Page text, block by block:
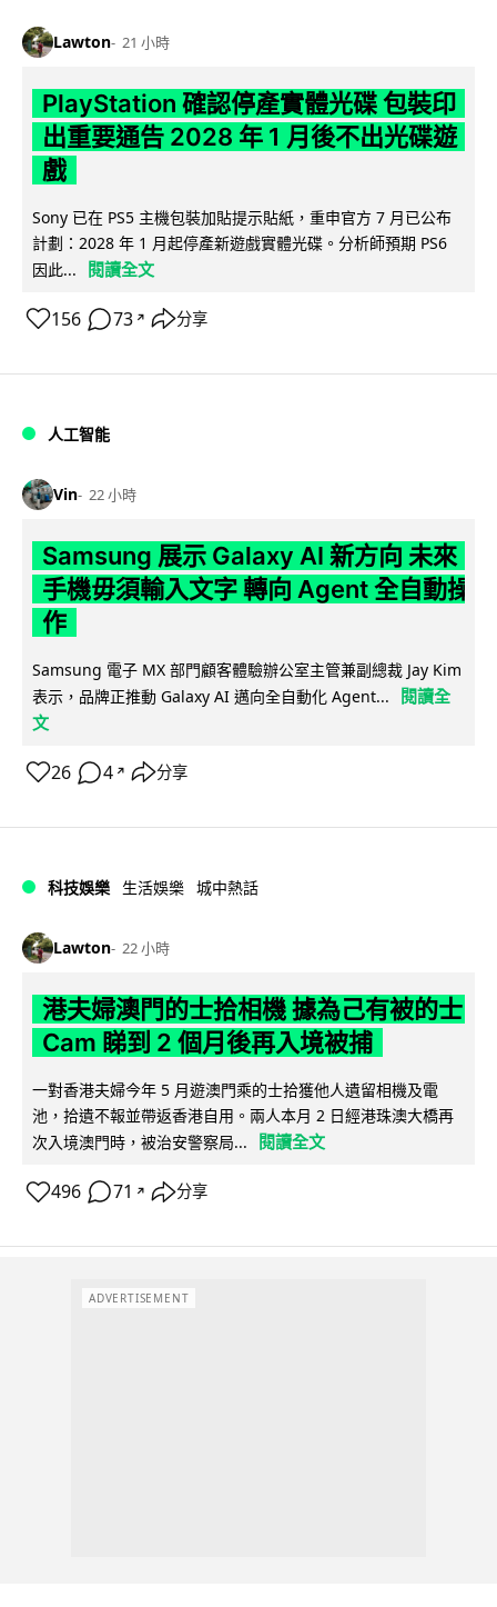
Lawton 21 小時
PlayStation 確認停產實體光碟 包裝印
出重要通告 2028 年 1 月後不出光碟遊
戲
Sony 已在 PS5 主機包裝加貼提示貼紙，重申官方 7 月已公布
計劃：2028 年 1 月起停產新遊戲實體光碟。分析師預期 PS6
因此...
閱讀全文
156 73 ↗ 分享
人工智能
Vin 22 小時
Samsung 展示 Galaxy AI 新方向 未來
手機毋須輸入文字 轉向 Agent 全自動操
作
Samsung 電子 MX 部門顧客體驗辦公室主管兼副總裁 Jay Kim
表示，品牌正推動 Galaxy AI 邁向全自動化 Agent...
閱讀全
文
26 4 ↗ 分享
科技娛樂 生活娛樂 城中熱話
Lawton 22 小時
港夫婦澳門的士拾相機 據為己有被的士
Cam 睇到 2 個月後再入境被捕
一對香港夫婦今年 5 月遊澳門乘的士拾獲他人遺留相機及電
池，拾遺不報並帶返香港自用。兩人本月 2 日經港珠澳大橋再
次入境澳門時，被治安警察局...
閱讀全文
496 71 ↗ 分享
ADVERTISEMENT